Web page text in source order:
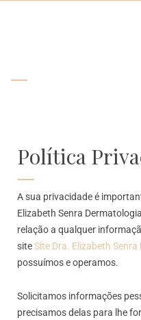
Política
A sua privacidade é
Elizabeth Senra
relação a qualquer
siteSite Dra. Elizabeth
possuímos e operamos.
Solicitamos informações
precisamos delas para lhe